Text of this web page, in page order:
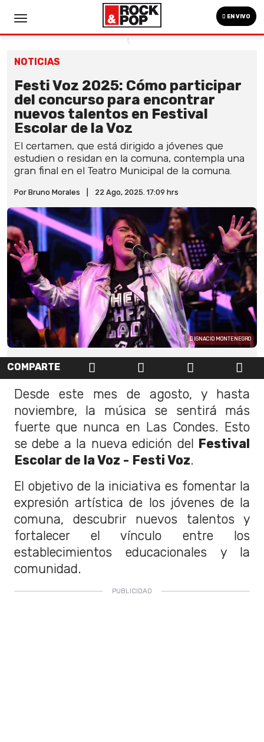
EN VIVO
NOTICIAS
Festi Voz 2025: Cómo participar
del concurso para encontrar
nuevos talentos en Festival
Escolar de la Voz
El certamen, que está dirigido a jóvenes que
estudien o residan en la comuna, contempla una
gran final en el Teatro Municipal de la comuna.
Por Bruno Morales 22 Ago, 2025. 17:09 hrs
IGNACIO MONTENEGRO
COMPARTE
Desde este mes de agosto, y hasta
noviembre, la música se sentirá más
fuerte que nunca en Las Condes. Esto
se debe a la nueva edición del Festival
Escolar de la Voz - Festi Voz.
El objetivo de la iniciativa es fomentar la
expresión artística de los jóvenes de la
comuna, descubrir nuevos talentos y
fortalecer el vínculo entre los
establecimientos educacionales y la
comunidad.